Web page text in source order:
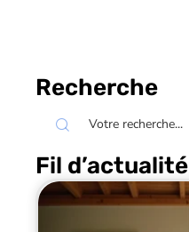
Recherche
Fil d’actualité